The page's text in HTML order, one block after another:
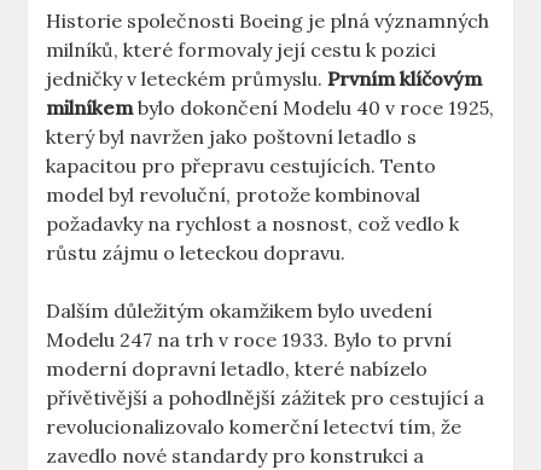
Historie společnosti⁤ Boeing je plná významných
milníků, ​které ⁣formovaly její cestu⁢ k​ pozici
‍jedničky v ⁣leteckém⁤ průmyslu.Prvním klíčovým⁤
milníkembylo dokončení Modelu​ 40 v roce ⁢1925,
který byl navržen jako​ poštovní⁤ letadlo ​s
kapacitou pro přepravu cestujících. Tento
model byl revoluční, protože‌ kombinoval
požadavky na rychlost⁤ a nosnost, což vedlo ⁣k‍
růstu⁢ zájmu o leteckou dopravu.
Dalším ‍důležitým okamžikem bylo uvedení
⁢Modelu 247 na trh ⁣v roce 1933. Bylo to první
moderní dopravní letadlo, které nabízelo
přívětivější a pohodlnější zážitek pro cestující a
revolucionalizovalo komerční letectví‌ tím, ⁤že
⁢zavedlo nové standardy pro konstrukci a